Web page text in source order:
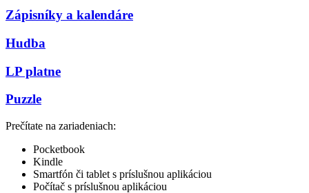
Zápisníky a kalendáre
Hudba
LP platne
Puzzle
Prečítate na zariadeniach:
Pocketbook
Kindle
Smartfón či tablet s príslušnou aplikáciou
Počítač s príslušnou aplikáciou